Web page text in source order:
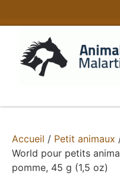
Accueil / Petit animaux
World pour petits
pomme, 45 g (1,5 oz)